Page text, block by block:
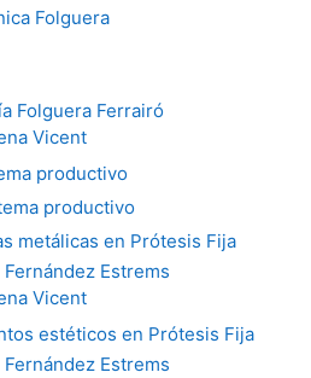
Folguera
Folguera Ferrairó
Vicent
productivo
productivo
metálicas en Prótesis Fija
Fernández Estrems
Vicent
estéticos en Prótesis Fija
Fernández Estrems